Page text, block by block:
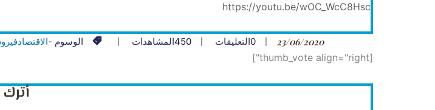
https://youtu.be/wOC_WcC8Hsc
23/06/2020
0التعليقات 450المشاهدات الوسوم -الاقتصاد
[thumb_vote align="right"]